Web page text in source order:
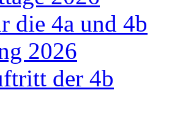
die 4a und 4b
2026
der 4b